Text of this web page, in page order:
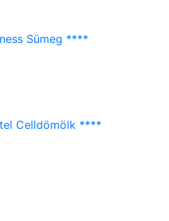
Sümeg ****
Celldömölk ****